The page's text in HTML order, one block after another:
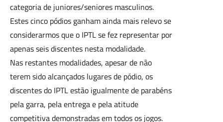
categoria de juniores/seniores masculinos.
Estes cinco pódios ganham ainda mais relevo se
considerarmos que o IPTL se fez representar por
apenas seis discentes nesta modalidade.
Nas restantes modalidades, apesar de não
terem sido alcançados lugares de pódio, os
discentes do IPTL estão igualmente de parabéns
pela garra, pela entrega e pela atitude
competitiva demonstradas em todos os jogos.